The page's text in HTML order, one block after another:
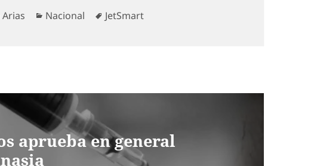
Categorías
Nacional Etiquetas
JetSmart
aprueba en general